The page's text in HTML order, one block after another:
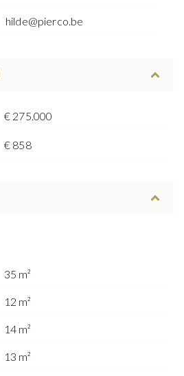
hilde@pierco.be
€ 275.000
€ 858
35 m²
12 m²
14 m²
13 m²